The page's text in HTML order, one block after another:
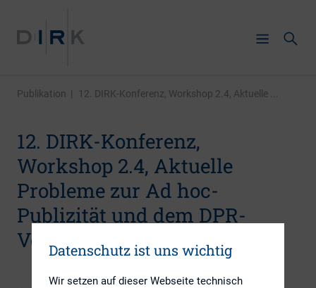
Publikation | 12. DIRK-Konferenz, Workshop 2.4, Aktuelle ...
12. DIRK-Konferenz,
Workshop 2.4, Aktuelle
Probleme zur Ad hoc-
Publizität und dem DPR-
Verfahren
Datenschutz ist uns wichtig
Wir setzen auf dieser Webseite technisch